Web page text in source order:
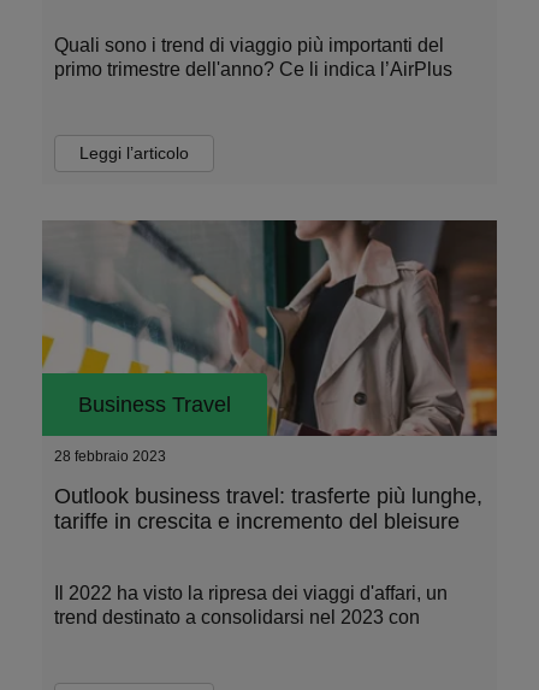
Quali sono i trend di viaggio più importanti del
primo trimestre dell'anno? Ce li indica l’AirPlus
Leggi l’articolo
Business Travel
28 febbraio 2023
Outlook business travel: trasferte più lunghe,
tariffe in crescita e incremento del bleisure
Il 2022 ha visto la ripresa dei viaggi d'affari, un
trend destinato a consolidarsi nel 2023 con